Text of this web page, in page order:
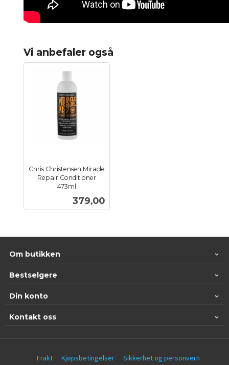
Vi anbefaler også
Chris Christensen Miracle
Repair Conditioner
473ml
Pris
379,00
Om butikken
Bestselgere
Din konto
Kontakt oss
Frakt Kjøpsbetingelser Sikkerhet og personvern